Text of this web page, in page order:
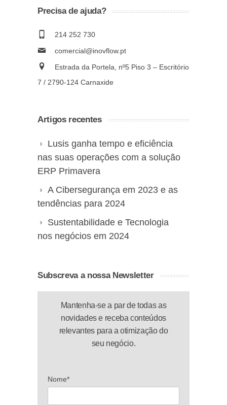
Precisa de ajuda?
214 252 730
comercial@inovflow.pt
Estrada da Portela, nº5 Piso 3 – Escritório
7 / 2790-124 Carnaxide
Artigos recentes
Lusis ganha tempo e eficiência
nas suas operações com a solução
ERP Primavera
A Cibersegurança em 2023 e as
tendências para 2024
Sustentabilidade e Tecnologia
nos negócios em 2024
Subscreva a nossa Newsletter
Mantenha-se a par de todas as
novidades e receba conteúdos
relevantes para a otimização do
seu negócio.
Nome*